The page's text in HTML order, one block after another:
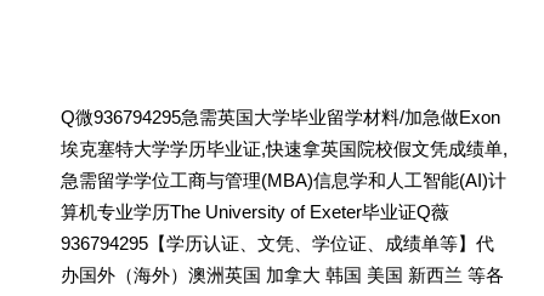
Q微936794295急需英国大学毕业留学材料/加急做Exon
埃克塞特大学学历毕业证,快速拿英国院校假文凭成绩单,
急需留学学位工商与管理(MBA)信息学和人工智能(AI)计
算机专业学历The University of Exeter毕业证Q薇
936794295【学历认证、文凭、学位证、成绩单等】代
办国外（海外）澳洲英国 加拿大 韩国 美国 新西兰 等各